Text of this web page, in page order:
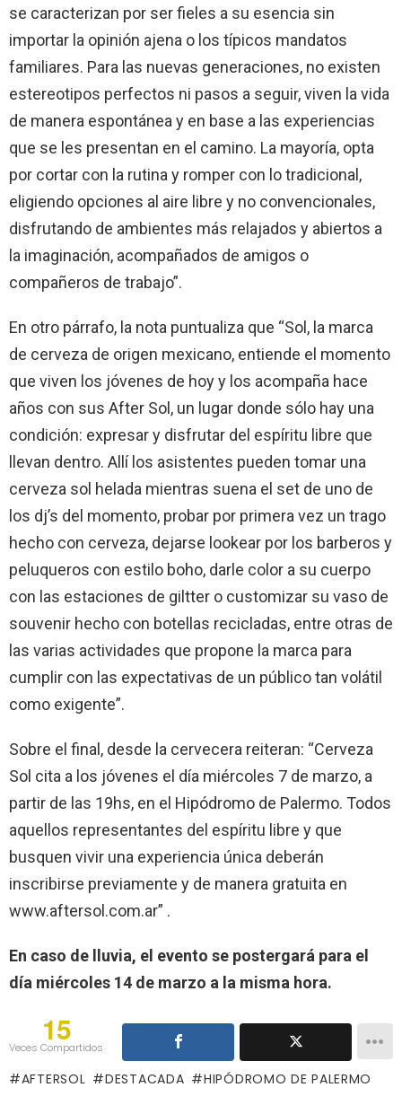
se caracterizan por ser fieles a su esencia sin
importar la opinión ajena o los típicos mandatos
familiares. Para las nuevas generaciones, no existen
estereotipos perfectos ni pasos a seguir, viven la vida
de manera espontánea y en base a las experiencias
que se les presentan en el camino. La mayoría, opta
por cortar con la rutina y romper con lo tradicional,
eligiendo opciones al aire libre y no convencionales,
disfrutando de ambientes más relajados y abiertos a
la imaginación, acompañados de amigos o
compañeros de trabajo”.
En otro párrafo, la nota puntualiza que “Sol, la marca
de cerveza de origen mexicano, entiende el momento
que viven los jóvenes de hoy y los acompaña hace
años con sus After Sol, un lugar donde sólo hay una
condición: expresar y disfrutar del espíritu libre que
llevan dentro. Allí los asistentes pueden tomar una
cerveza sol helada mientras suena el set de uno de
los dj’s del momento, probar por primera vez un trago
hecho con cerveza, dejarse lookear por los barberos y
peluqueros con estilo boho, darle color a su cuerpo
con las estaciones de giltter o customizar su vaso de
souvenir hecho con botellas recicladas, entre otras de
las varias actividades que propone la marca para
cumplir con las expectativas de un público tan volátil
como exigente”.
Sobre el final, desde la cervecera reiteran: “Cerveza
Sol cita a los jóvenes el día miércoles 7 de marzo, a
partir de las 19hs, en el Hipódromo de Palermo. Todos
aquellos representantes del espíritu libre y que
busquen vivir una experiencia única deberán
inscribirse previamente y de manera gratuita en
www.aftersol.com.ar” .
En caso de lluvia, el evento se postergará para el
día miércoles 14 de marzo a la misma hora.
15
Veces Compartidos
AFTERSOL DESTACADA HIPÓDROMO DE PALERMO